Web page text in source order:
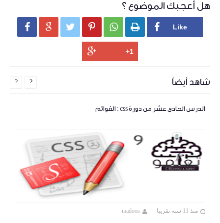
هل أعجبك الموضوع ؟
     
شاهد أيضاً
الدرس الحادي عشر من دورة css : القوائم
منذ 11 سنه تقريبا madoos
? ?